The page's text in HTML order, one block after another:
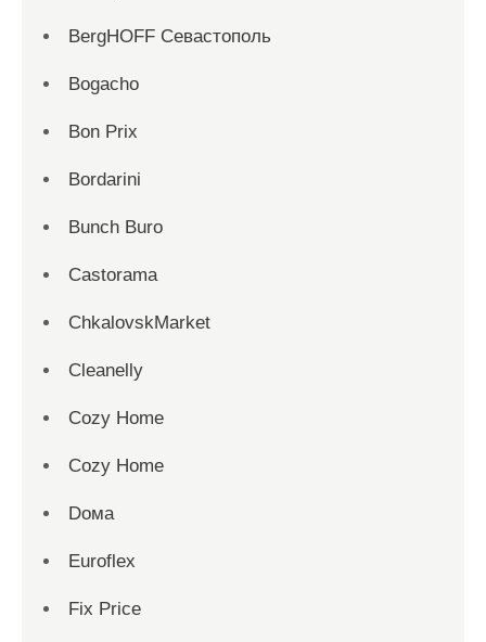
BergHOFF Севастополь
Bogacho
Bon Prix
Bordarini
Bunch Buro
Castorama
ChkalovskMarket
Cleanelly
Cozy Home
Cozy Home
Dома
Euroflex
Fix Price